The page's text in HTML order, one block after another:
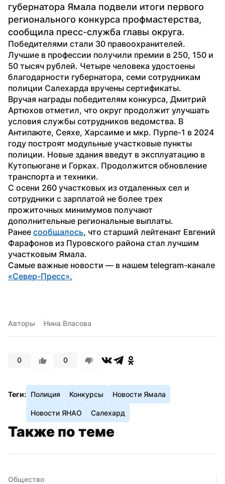
губернатора Ямала подвели итоги первого
регионального конкурса профмастерства,
сообщила пресс-служба главы округа.
Победителями стали 30 правоохранителей.
Лучшие в профессии получили премии в 250, 150 и
50 тысяч рублей. Четыре человека удостоены
благодарности губернатора, семи сотрудникам
полиции Салехарда вручены сертификаты.
Вручая награды победителям конкурса, Дмитрий
Артюхов отметил, что округ продолжит улучшать
условия службы сотрудников ведомства. В
Антипаюте, Сеяхе, Харсаиме и мкр. Пурпе-1 в 2024
году построят модульные участковые пункты
полиции. Новые здания введут в эксплуатацию в
Кутопьюгане и Горках. Продолжится обновление
транспорта и техники.
С осени 260 участковых из отдаленных сел и
сотрудники с зарплатой не более трех
прожиточных минимумов получают
дополнительные региональные выплаты.
Ранее сообщалось, что старший лейтенант Евгений
Фарафонов из Пуровского района стал лучшим
участковым Ямала.
«Север-Пресс».
Авторы Нина Власова
0 0
Теги: Полиция Конкурсы Новости Ямала
Новости ЯНАО Салехард
Также по теме
Общество